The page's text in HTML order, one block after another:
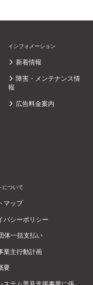
インフォメーション
新着情報
障害・メンテナンス情
報
広告料金案内
について
マップ
バシーポリシー
体一括支払い
業主行動計画
要